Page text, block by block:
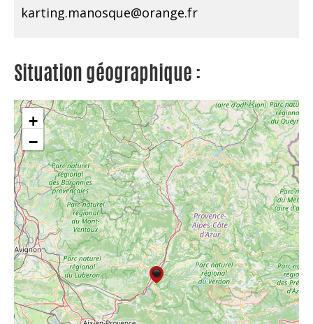
karting.manosque@orange.fr
Situation géographique :
+
−